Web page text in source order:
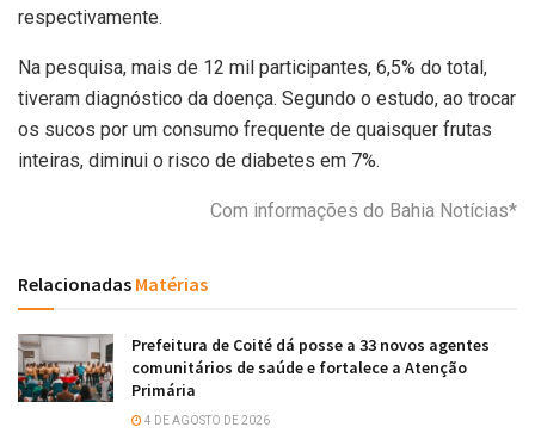
respectivamente.
Na pesquisa, mais de 12 mil participantes, 6,5% do total,
tiveram diagnóstico da doença. Segundo o estudo, ao trocar
os sucos por um consumo frequente de quaisquer frutas
inteiras, diminui o risco de diabetes em 7%.
Com informações do Bahia Notícias*
Relacionadas Matérias
Prefeitura de Coité dá posse a 33 novos agentes
comunitários de saúde e fortalece a Atenção
Primária
4 DE AGOSTO DE 2026